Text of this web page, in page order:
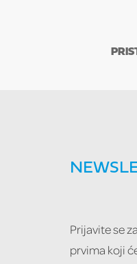
Prijavite se
prvima koji